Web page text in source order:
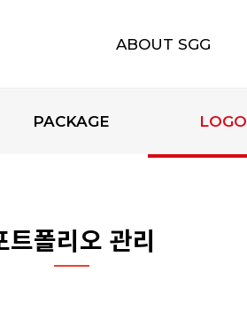
ABOUT SGG
PACKAGE LOGO
트폴리오 관리